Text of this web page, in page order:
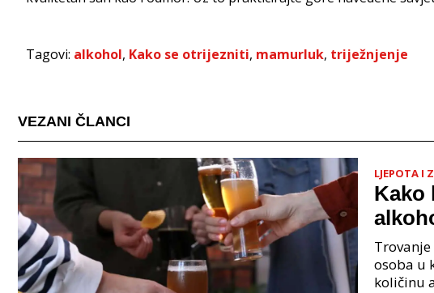
Tagovi: alkohol, Kako se otrijezniti, mamurluk, triježnjenje
VEZANI ČLANCI
LJEPOTA I
Kako
osoba u
količinu